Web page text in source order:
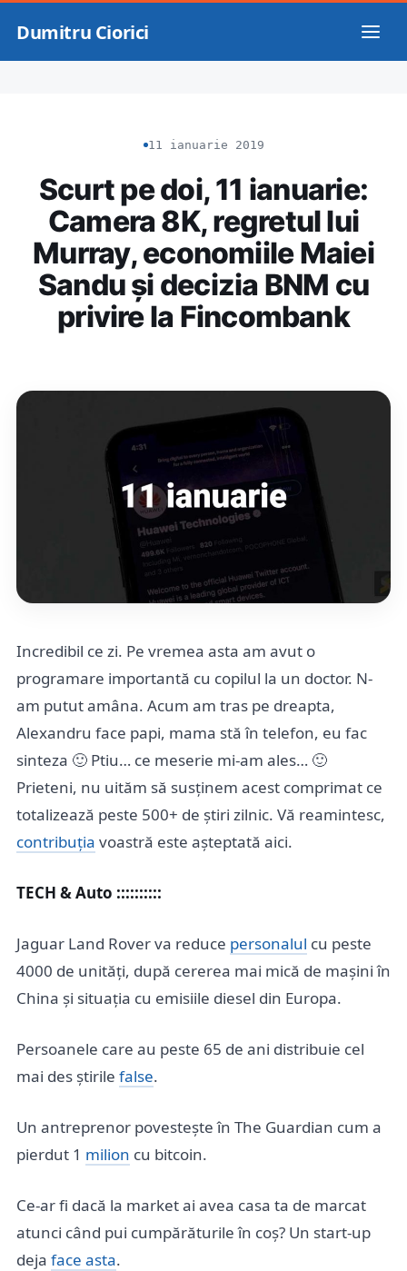
Dumitru Ciorici
11 ianuarie 2019
Scurt pe doi, 11 ianuarie:
Camera 8K, regretul lui
Murray, economiile Maiei
Sandu și decizia BNM cu
privire la Fincombank
Incredibil ce zi. Pe vremea asta am avut o
programare importantă cu copilul la un doctor. N-
am putut amâna. Acum am tras pe dreapta,
Alexandru face papi, mama stă în telefon, eu fac
sinteza 🙂 Ptiu… ce meserie mi-am ales… 🙂
Prieteni, nu uităm să susținem acest comprimat ce
totalizează peste 500+ de știri zilnic. Vă reamintesc,
contribuția voastră este așteptată aici.
TECH & Auto ::::::::::
Jaguar Land Rover va reduce personalul cu peste
4000 de unități, după cererea mai mică de mașini în
China și situația cu emisiile diesel din Europa.
Persoanele care au peste 65 de ani distribuie cel
mai des știrile false.
Un antreprenor povestește în The Guardian cum a
pierdut 1 milion cu bitcoin.
Ce-ar fi dacă la market ai avea casa ta de marcat
atunci când pui cumpărăturile în coș? Un start-up
deja face asta.